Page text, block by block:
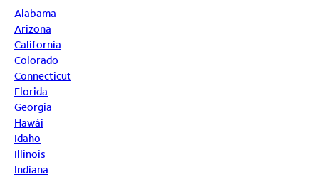
Alabama
Arizona
California
Colorado
Connecticut
Florida
Georgia
Hawái
Idaho
Illinois
Indiana